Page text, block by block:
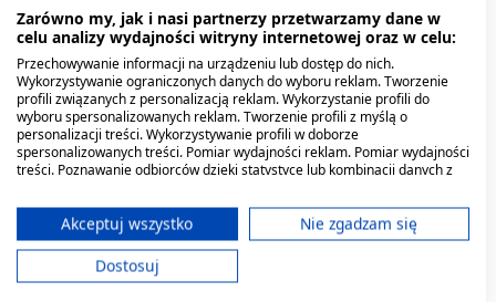
Coraz większą popularnością cieszą się gotowe mieszanki
ziołowe łączące rośliny wspierające zarówno wątrobę, jak i
trzustkę.Oba te narządy ściśle ze sobą współpracują w
procesach trawienia i metabolizmu, dlatego kompleksowe
wsparcie może przynieść lepsze efekty niż stosowanie
pojedynczych ziół.Typowa mieszanka zawiera kombinację
ostropestu plamistego, mniszka lekarskiego, karczocha,
kurkumy oraz ziół wspomagających trawienie, takich jak
kminek czy mięta. Karczoch jest szczególnie ceniony ze
względu na zawartość cynaryny, która stymuluje wydzielanie
żółci i wspomaga trawienie tłuszczów. Takie kompozycje można
znaleźć w formie herbat do zaparzania lub kapsułek z
Zarówno my, jak i nasi partnerzy przetwarzamy dane w
celu analizy wydajności witryny internetowej oraz w celu:
Przechowywanie informacji na urządzeniu lub dostęp do nich.
Wykorzystywanie ograniczonych danych do wyboru reklam. Tworzenie
profili związanych z personalizacją reklam. Wykorzystanie profili do
wyboru spersonalizowanych reklam. Tworzenie profili z myślą o
personalizacji treści. Wykorzystywanie profili w doborze
spersonalizowanych treści. Pomiar wydajności reklam. Pomiar wydajności
treści. Poznawanie odbiorców dzięki statystyce lub kombinacji danych z
ograniczonych danych do wyboru treści.
Dane mogą być udostępniane poza Unię Europejską i wysyłane do USA.
Twoja zgoda i polityka cookie dotyczą wyłącznie tej witryny/aplikacji.
Wyświetl listę partnerów (11 dostawców IAB)
Akceptuj wszystko
Nie zgadzam się
Dostosuj